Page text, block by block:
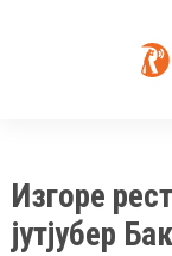
Изгоре
јутјубер